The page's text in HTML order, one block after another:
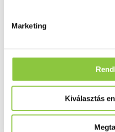
Marketing
Kiválasztás